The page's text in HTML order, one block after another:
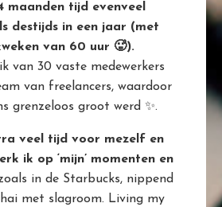
maanden tijd evenveel
destijds in een jaar (met
van 60 uur 🥵).
van 30 vaste medewerkers
van freelancers, waardoor
grenzeloos groot werd ✨.
veel tijd voor mezelf en
ik op ‘mijn’ momenten en
in de Starbucks, nippend
met slagroom. Living my